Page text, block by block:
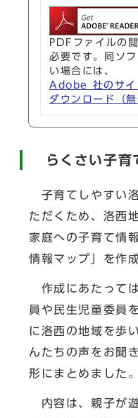
PDFファイルの
必要です。同ソ
い場合には、
Adobe 社のサ
ダウンロード（
らくさい子育
子育てしやすい
ただくため、洛西
家庭への子育て情
情報マップ」を作
作成にあたって
員や民生児童委員
に洛西の地域を歩
んたちの声をお聞
形にまとめました。
内容は、親子が